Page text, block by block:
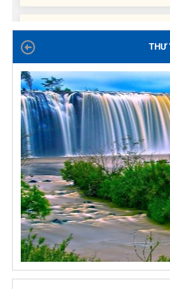
ĐỜI ĐỜI GHI NHỚ CÔNG ƠN
Công đoàn phường Tuy Hòa
97 năm ngày thành lập Công
THƯ